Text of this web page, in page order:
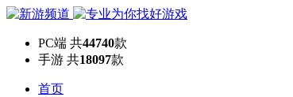
PC端 共44740款
手游 共18097款
首页